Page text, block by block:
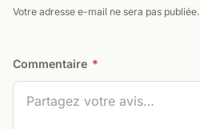
Votre adresse e-mail ne sera pas publiée.
Commentaire *